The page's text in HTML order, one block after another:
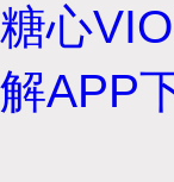
糖心
解APP